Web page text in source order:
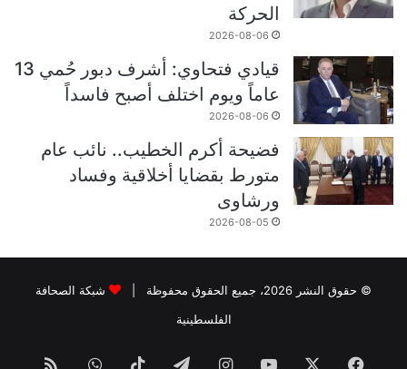
الحركة
2026-08-06
قيادي فتحاوي: أشرف دبور حُمي 13
عاماً ويوم اختلف أصبح فاسداً
2026-08-06
فضيحة أكرم الخطيب.. نائب عام
متورط بقضايا أخلاقية وفساد
ورشاوى
2026-08-05
© حقوق النشر 2026، جميع الحقوق محفوظة |
شبكة الصحافة
الفلسطينية
فيسبوك ‫YouTubeانستقرامتيلقرام ‫TikTokواتسابملخص